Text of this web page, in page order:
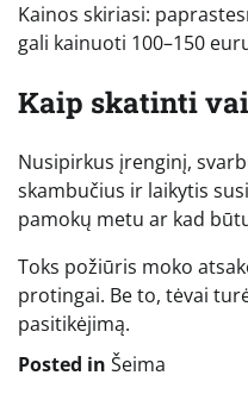
Kainos skiriasi:
gali kainuoti 100–150
Kaip skatinti
Nusipirkus įrenginį,
skambučius ir laikytis
pamokų metu ar kad
Toks požiūris moko
protingai. Be to, tėvai
pasitikėjimą.
Posted in Šeima